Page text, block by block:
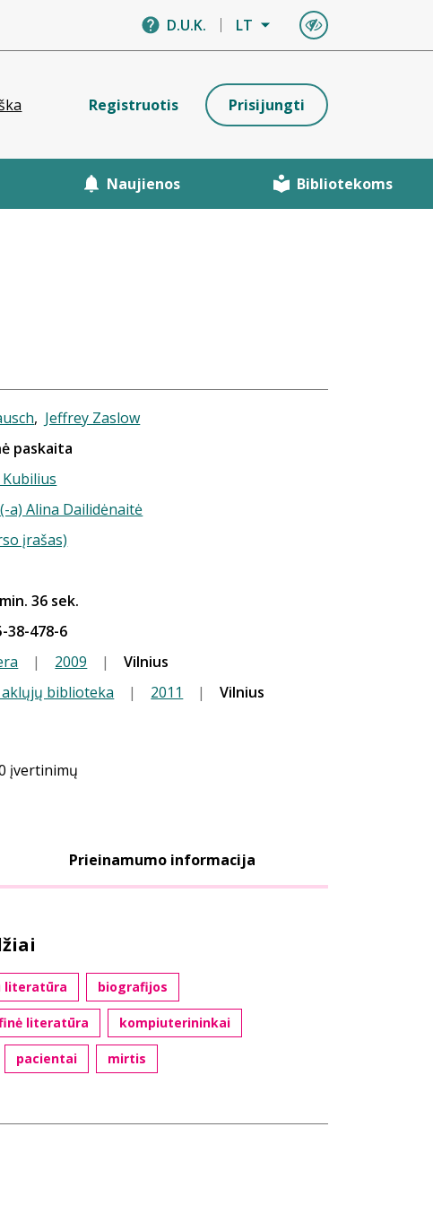
D.U.K. LT
Registruotis Prisijungti
Naujienos Bibliotekoms
, Jeffrey Zaslow
paskaita
a) Alina Dailidėnaitė
įrašas)
36 sek.
38-478-6
| 2009 |
Vilnius
biblioteka | 2011 | Vilnius
įvertinimų
Prieinamumo informacija
literatūra biografijos
literatūra kompiuterininkai
pacientai mirtis